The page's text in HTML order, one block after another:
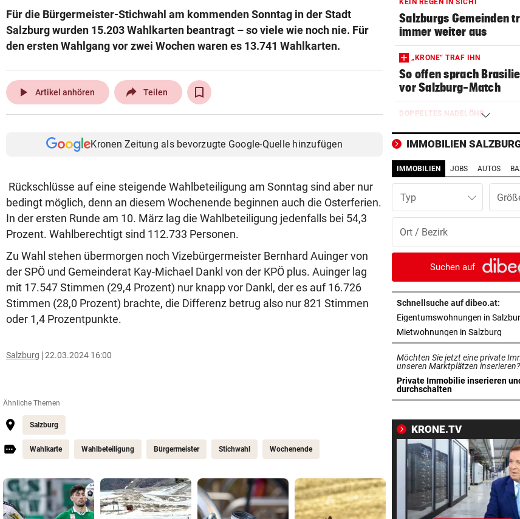
Für die Bürgermeister-Stichwahl am kommenden Sonntag in der Stadt
Salzburg wurden 15.203 Wahlkarten beantragt – so viele wie noch nie. Für
den ersten Wahlgang vor zwei Wochen waren es 13.741 Wahlkarten.
play_arrow Artikel anhören Teilen
Kronen Zeitung als bevorzugte Google-Quelle hinzufügen
Rückschlüsse auf eine steigende Wahlbeteiligung am Sonntag sind aber nur
bedingt möglich, denn an diesem Wochenende beginnen auch die Osterferien.
In der ersten Runde am 10. März lag die Wahlbeteiligung jedenfalls bei 54,3
Prozent. Wahlberechtigt sind 112.733 Personen.
Zu Wahl stehen übermorgen noch Vizebürgermeister Bernhard Auinger von
der SPÖ und Gemeinderat Kay-Michael Dankl von der KPÖ plus. Auinger lag
mit 17.547 Stimmen (29,4 Prozent) nur knapp vor Dankl, der es auf 16.726
Stimmen (28,0 Prozent) brachte, die Differenz betrug also nur 821 Stimmen
oder 1,4 Prozentpunkte.
Salzburg 22.03.2024 16:00
Ähnliche Themen
Salzburg
Wahlkarte Wahlbeteiligung Bürgermeister Stichwahl Wochenende
KEIN REGEN IN SICHT
Salzburgs Gemeinden
immer weiter aus
„KRONE“ TRAF IHN
So offen sprach
vor Salzburg-Match
DOPPELTES NADELÖHR
Weitere Großbaustelle
Salzburger Verkehr
MANNINGER UNFALLSTELLE
„Wir sind froh, aber
nicht zurück!“
gegen FC Pafos!
MIT BOJE GEFUNDEN
Pensionistin starb beim
Schwimmen im
FRÜCHTL „NEUER ZWEIER“
Red Bull Salzburg hat
Tormann gefunden
DANK MEGA-ABLÖSE
Premier-League-Klub
ZYPERN-EXPERTE:
„Gute Ausgangslage
Salzburg essenziell“
TAL WAR ISOLIERT
IMMOBILIEN
IMMOBILIEN JOBS AUTOS
Typ
Suchen auf
Schnellsuche auf dibeo.at:
Eigentumswohnungen in
Mietwohnungen in Salzburg
Möchten Sie jetzt eine private
unseren Marktplätzen inserieren?
Private Immobilie inserieren
durchschalten
in neuem Tab öffnen
KRONE.TV